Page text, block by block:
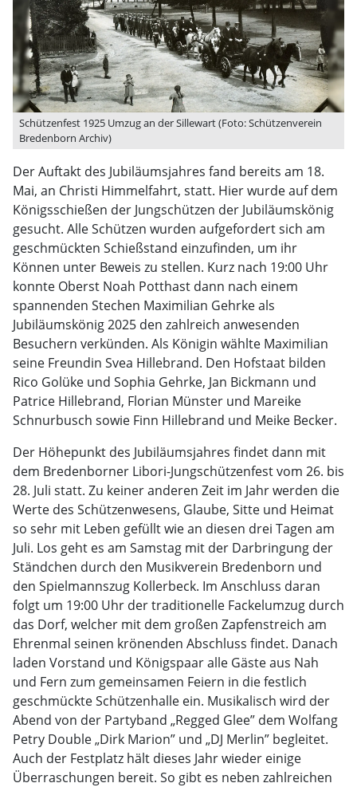
Schützenfest 1925 Umzug an der Sillewart (Foto: Schützenverein
Bredenborn Archiv)
Der Auftakt des Jubiläumsjahres fand bereits am 18.
Mai, an Christi Himmelfahrt, statt. Hier wurde auf dem
Königsschießen der Jungschützen der Jubiläumskönig
gesucht. Alle Schützen wurden aufgefordert sich am
geschmückten Schießstand einzufinden, um ihr
Können unter Beweis zu stellen. Kurz nach 19:00 Uhr
konnte Oberst Noah Potthast dann nach einem
spannenden Stechen Maximilian Gehrke als
Jubiläumskönig 2025 den zahlreich anwesenden
Besuchern verkünden. Als Königin wählte Maximilian
seine Freundin Svea Hillebrand. Den Hofstaat bilden
Rico Golüke und Sophia Gehrke, Jan Bickmann und
Patrice Hillebrand, Florian Münster und Mareike
Schnurbusch sowie Finn Hillebrand und Meike Becker.
Der Höhepunkt des Jubiläumsjahres findet dann mit
dem Bredenborner Libori-Jungschützenfest vom 26. bis
28. Juli statt. Zu keiner anderen Zeit im Jahr werden die
Werte des Schützenwesens, Glaube, Sitte und Heimat
so sehr mit Leben gefüllt wie an diesen drei Tagen am
Juli. Los geht es am Samstag mit der Darbringung der
Ständchen durch den Musikverein Bredenborn und
den Spielmannszug Kollerbeck. Im Anschluss daran
folgt um 19:00 Uhr der traditionelle Fackelumzug durch
das Dorf, welcher mit dem großen Zapfenstreich am
Ehrenmal seinen krönenden Abschluss findet. Danach
laden Vorstand und Königspaar alle Gäste aus Nah
und Fern zum gemeinsamen Feiern in die festlich
geschmückte Schützenhalle ein. Musikalisch wird der
Abend von der Partyband „Regged Glee” dem Wolfang
Petry Double „Dirk Marion” und „DJ Merlin” begleitet.
Auch der Festplatz hält dieses Jahr wieder einige
Überraschungen bereit. So gibt es neben zahlreichen